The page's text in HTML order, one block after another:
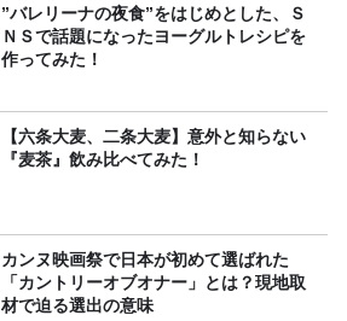
”バレリーナの夜食”をはじめとした、Ｓ
ＮＳで話題になったヨーグルトレシピを
作ってみた！
【六条大麦、二条大麦】意外と知らない
『麦茶』飲み比べてみた！
カンヌ映画祭で日本が初めて選ばれた
「カントリーオブオナー」とは？現地取
材で迫る選出の意味